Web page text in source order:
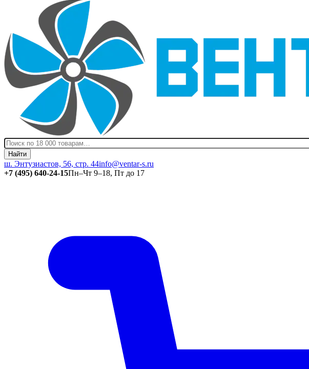
Найти
ш. Энтузиастов, 56, стр. 44info@ventar-s.ru
+7 (495) 640-24-15Пн–Чт 9–18, Пт до 17